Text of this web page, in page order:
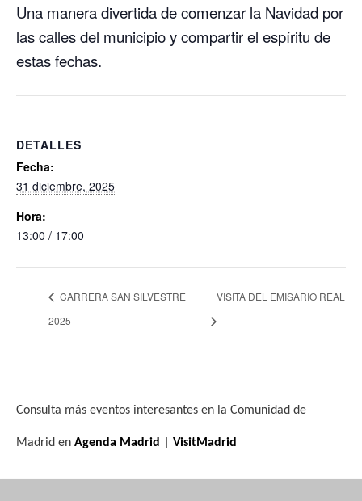
Una manera divertida de comenzar la Navidad por
las calles del municipio y compartir el espíritu de
estas fechas.
DETALLES
Fecha:
31 diciembre, 2025
Hora:
13:00 / 17:00
CARRERA SAN SILVESTRE
2025
VISITA DEL EMISARIO REAL
Consulta más eventos interesantes en la Comunidad de
Madrid en Agenda Madrid | VisitMadrid